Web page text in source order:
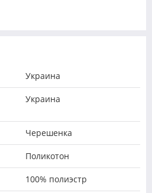
Украина
Украина
Черешенка
Поликотон
100% полиэстр